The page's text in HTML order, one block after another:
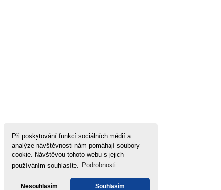
Při poskytování funkcí sociálních médií a
analýze návštěvnosti nám pomáhají soubory
cookie. Návštěvou tohoto webu s jejich
používáním souhlasíte.
Podrobnosti
Nesouhlasím Souhlasím